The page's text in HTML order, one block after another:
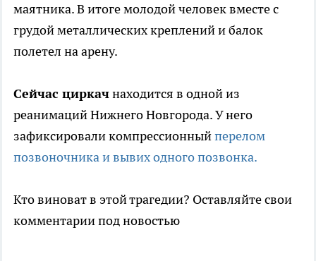
маятника. В итоге молодой человек вместе с
грудой металлических креплений и балок
полетел на арену.
Сейчас циркачнаходится в одной из
реанимаций Нижнего Новгорода. У него
зафиксировали компрессионныйперелом
позвоночника и вывих одного позвонка.
Кто виноват в этой трагедии? Оставляйте свои
комментарии под новостью